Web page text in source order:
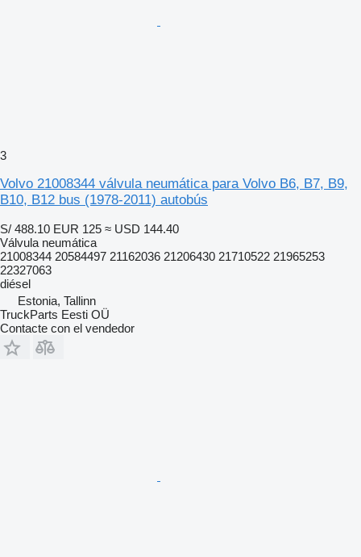
3
Volvo 21008344 válvula neumática para Volvo B6, B7, B9,
B10, B12 bus (1978-2011) autobús
S/ 488.10 EUR 125 ≈ USD 144.40
Válvula neumática
21008344 20584497 21162036 21206430 21710522 21965253
22327063
diésel
Estonia, Tallinn
TruckParts Eesti OÜ
Contacte con el vendedor